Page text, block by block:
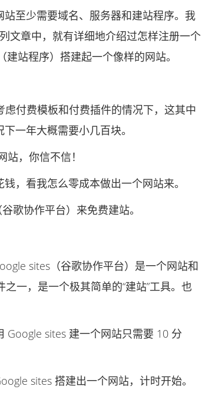
至少需要域名、服务器和建站程序。我
文章中，就有详细地介绍过怎样注册一个
站程序）搭建起一个像样的网站。
付费模板和付费插件的情况下，这其中
一年大概需要小几百块。
，你信不信！
看我怎么零成本做出一个网站来。
协作平台）来免费建站。
sites（谷歌协作平台）是一个网站和
一，是一个极其简单的“建站”工具。也
sites 建一个网站只需要 10 分
sites 搭建出一个网站，计时开始。